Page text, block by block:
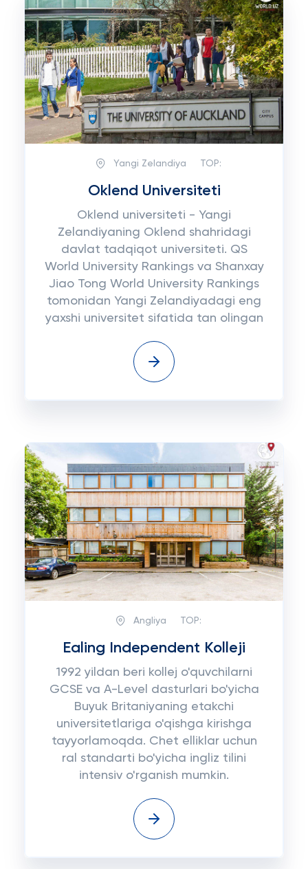
Yangi Zelandiya TOP:
Oklend Universiteti
Oklend universiteti - Yangi
Zelandiyaning Oklend shahridagi
davlat tadqiqot universiteti. QS
World University Rankings va Shanxay
Jiao Tong World University Rankings
tomonidan Yangi Zelandiyadagi eng
yaxshi universitet sifatida tan olingan
Angliya TOP:
Ealing Independent Kolleji
1992 yildan beri kollej o'quvchilarni
GCSE va A-Level dasturlari bo'yicha
Buyuk Britaniyaning etakchi
universitetlariga o'qishga kirishga
tayyorlamoqda. Chet elliklar uchun
ral standarti bo'yicha ingliz tilini
intensiv o'rganish mumkin.